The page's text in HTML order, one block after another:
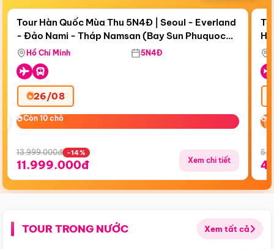
Còn17 ngày 19:10:08
Bay Sun Phuquoc Airways
Tour Hàn Quốc Mùa Thu 5N4Đ | Seoul - Everland
- Đảo Nami - Tháp Namsan (Bay Sun Phuquoc
Airways)
Hồ Chí Minh 5N4Đ
26/08
Còn 10 chỗ
Còn 10 chỗ
13.999.000đ -14%
11.999.000đ Xem chi tiết
TOUR TRONG NƯỚC Xem tất cả
Điểm nổi bật